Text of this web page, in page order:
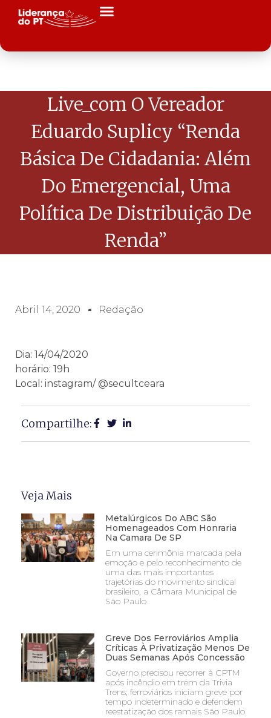
Live_com O Vereador
Eduardo Suplicy “Renda
Básica De Cidadania: Além
Do Emergencial, Uma
Política De Distribuição De
Renda”
Abril 14, 2020 Redação
Dia: 14/04/2020
horário: 19h
Local: instagram/ @secultceara
Compartilhe:
Veja Mais
Metalúrgicos Do ABC São
Homenageados Com Honraria
Na Camara De SP
Em uma cerimônia marcada pela
emoção e pelo reconhecimento de
uma das mais importantes
trajetórias do movimento sindical
brasileiro, a Câmara Municipal de
São Paulo
Greve Dos Ferroviários Amplia
Críticas À Privatização Menos De
Duas Semanas Após Concessão
Governo precisou recorrer à CPTM
após incêndio em trem da Trivia
Trens; ferroviários iniciam greve por
tempo indeterminado e defendem
reestatização dos ramais São Paulo